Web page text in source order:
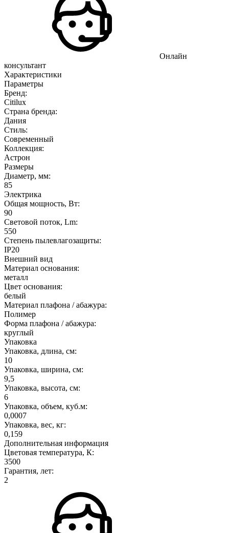
Онлайн
консультант
Характеристики
Параметры
Бренд:
Citilux
Страна бренда:
Дания
Стиль:
Современный
Коллекция:
Астрон
Размеры
Диаметр, мм:
85
Электрика
Общая мощность, Вт:
90
Световой поток, Lm:
550
Степень пылевлагозащиты:
IP20
Внешний вид
Материал основания:
металл
Цвет основания:
белый
Материал плафона / абажура:
Полимер
Форма плафона / абажура:
круглый
Упаковка
Упаковка, длина, см:
10
Упаковка, ширина, см:
9,5
Упаковка, высота, см:
6
Упаковка, объем, куб.м:
0,0007
Упаковка, вес, кг:
0,159
Дополнительная информация
Цветовая температура, К:
3500
Гарантия, лет:
2